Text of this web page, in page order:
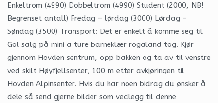
Enkeltrom (4990) Dobbeltrom (4990) Student (2000, NB!
Begrenset antall) Fredag – lørdag (3000) Lørdag –
Søndag (3500) Transport: Det er enkelt å komme seg til
Gol salg på mini a ture barneklær rogaland tog. Kjør
gjennom Hovden sentrum, opp bakken og ta av til venstre
ved skilt Høyfjellsenter, 100 m etter avkjøringen til
Hovden Alpinsenter. Hvis du har noen bidrag du ønsker å
dele så send gjerne bilder som vedlegg til denne